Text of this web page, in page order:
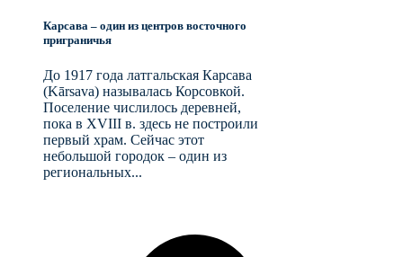
Карсава – один из центров восточного
приграничья
До 1917 года латгальская Карсава
(Kārsava) называлась Корсовкой.
Поселение числилось деревней,
пока в XVIII в. здесь не построили
первый храм. Сейчас этот
небольшой городок – один из
региональных...